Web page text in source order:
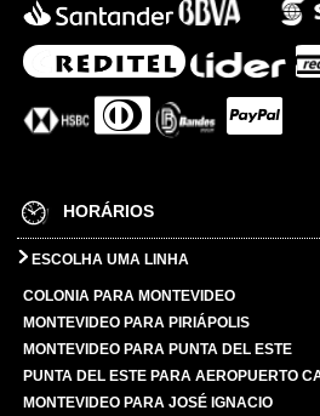
HORÁRIOS
ESCOLHA UMA LINHA
COLONIA PARA MONTEVIDEO
MONTEVIDEO PARA PIRIÁPOLIS
MONTEVIDEO PARA PUNTA DEL ESTE
PUNTA DEL ESTE PARA AEROPUERTO
MONTEVIDEO PARA JOSÉ IGNACIO